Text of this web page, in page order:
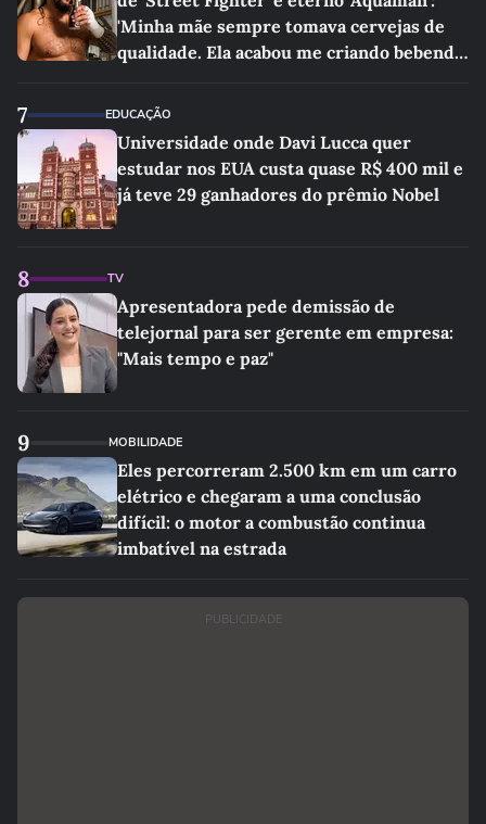
'Minha mãe sempre tomava cervejas de
qualidade. Ela acabou me criando bebendo
7 EDUCAÇÃO
Universidade onde Davi Lucca quer
estudar nos EUA custa quase R$ 400 mil e
já teve 29 ganhadores do prêmio Nobel
8 TV
Apresentadora pede demissão de
telejornal para ser gerente em empresa:
"Mais tempo e paz"
9 MOBILIDADE
Eles percorreram 2.500 km em um carro
elétrico e chegaram a uma conclusão
difícil: o motor a combustão continua
imbatível na estrada
PUBLICIDADE